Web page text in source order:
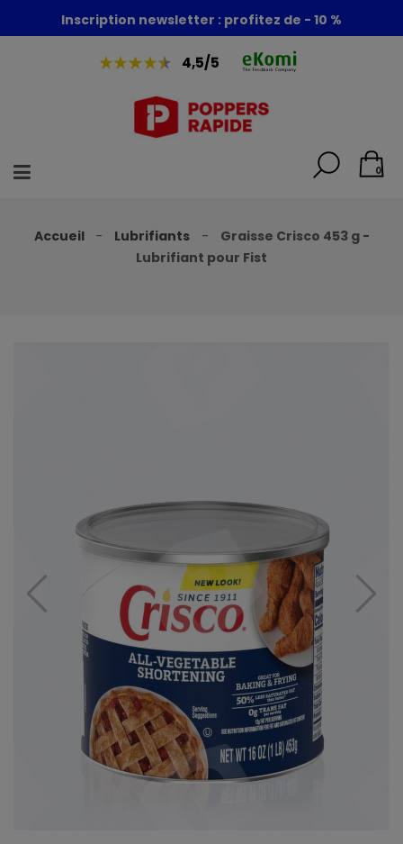
Foire aux poppers : - 30% + 1 poppers offert
Inscription newsletter : profitez de - 10 %
4,5/5
0
Accueil Lubrifiants
Graisse Crisco 453 g -
Lubrifiant pour Fist